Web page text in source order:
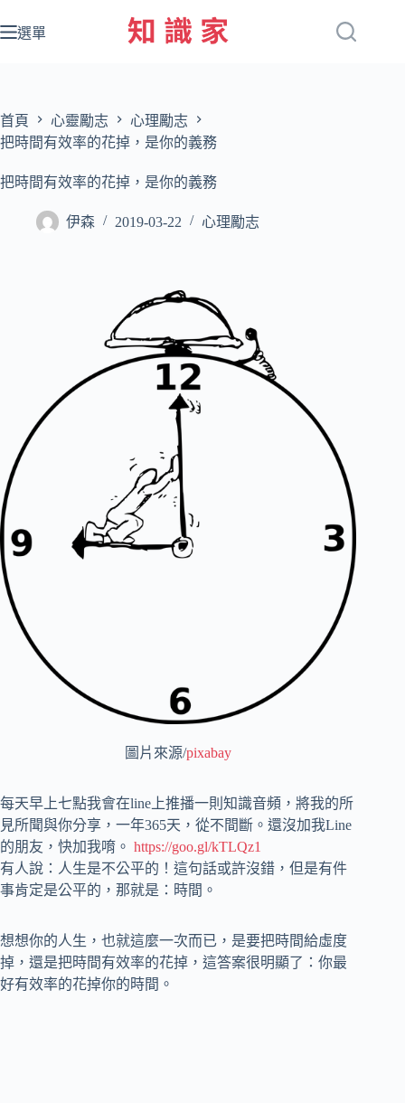
至
容
選單
首頁 心靈勵志
心理勵志
把時間有效率的花掉，是你的義務
把時間有效率的花掉，是你的義務
伊森 2019-03-22 心理勵志
圖片來源/pixabay
每天早上七點我會在line上推播一則知識音頻，將我的所
見所聞與你分享，一年365天，從不間斷。還沒加我Line
的朋友，快加我唷。 https://goo.gl/kTLQz1
有人說：人生是不公平的！這句話或許沒錯，但是有件
事肯定是公平的，那就是：時間。
想想你的人生，也就這麼一次而已，是要把時間給虛度
掉，還是把時間有效率的花掉，這答案很明顯了：你最
好有效率的花掉你的時間。